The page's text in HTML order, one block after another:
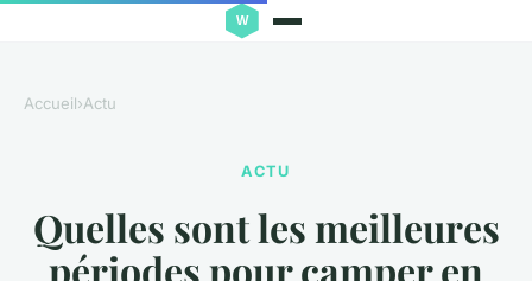
Accueil›Actu
ACTU
Quelles sont les meilleures
périodes pour camper en